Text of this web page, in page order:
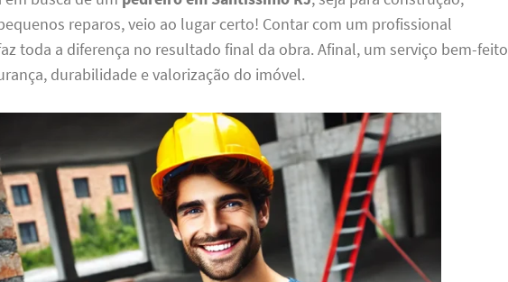
reparos, veio ao lugar certo! Contar com um profissional
toda a diferença no resultado final da obra. Afinal, um serviço bem-feito
durabilidade e valorização do imóvel.